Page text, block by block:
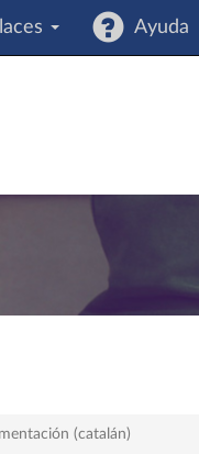
Ayuda
(catalán)